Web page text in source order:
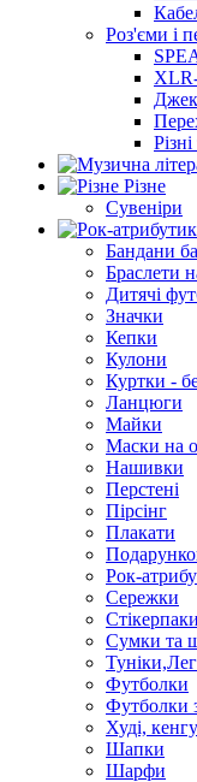
Роз'єми і
Різне
Сувеніри
Бандани
Браслети
Дитячі
Значки
Кепки
Кулони
Куртки -
Ланцюги
Майки
Маски на
Нашивки
Перстені
Пірсінг
Плакати
Рок-
Сережки
Стікерпаки
Сумки та
Футболки
Футболки
Худі,
Шапки
Шарфи